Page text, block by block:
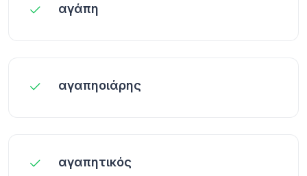
αγάπη
αγαπηοιάρης
αγαπητικός